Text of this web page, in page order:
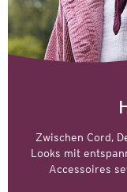
Zwischen Cord,
Looks mit
Accessoires